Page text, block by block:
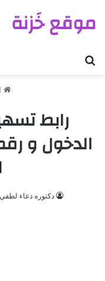
موقع خَزنة
رابط
الدخول و
دكتوره دعاء لطفي